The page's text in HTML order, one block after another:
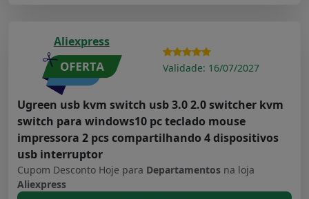
Aliexpress
Validade: 16/07/2027
Ugreen usb kvm switch usb 3.0 2.0 switcher kvm
switch para windows10 pc teclado mouse
impressora 2 pcs compartilhando 4 dispositivos
usb interruptor
Cupom Desconto Hoje para Departamentos na loja
Aliexpress